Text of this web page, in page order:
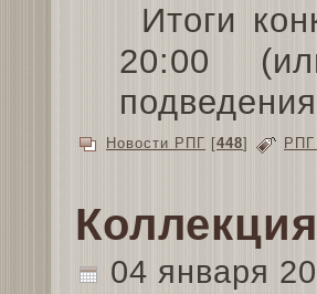
Итоги
20:00
Новости РПГ [448]
04 января